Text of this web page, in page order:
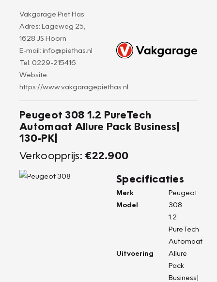
Vakgarage Piet Has
Adres: Lageweg 25,
1628 JS Hoorn
E-mail: info@piethas.nl
Tel: 0229-215416
Website:
https://www.vakgaragepiethas.nl
Peugeot 308 1.2 PureTech
Automaat Allure Pack Business|
130-PK|
Verkoopprijs: €22.900
Specificaties
Merk
Peugeot
Model
308
Uitvoering
1.2
PureTech
Automaat
Allure
Pack
Business|